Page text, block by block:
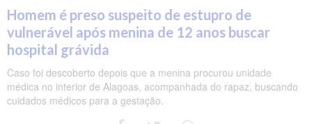
Homem é preso suspeito de estupro de
vulnerável após menina de 12 anos buscar
hospital grávida
Caso foi descoberto depois que a menina procurou unidade
médica no interior de Alagoas, acompanhada do rapaz, buscando
cuidados médicos para a gestação.